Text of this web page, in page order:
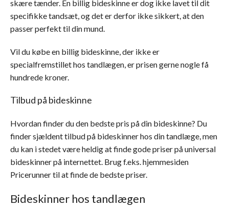
skære tænder. En billig bideskinne er dog ikke lavet til dit
specifikke tandsæt, og det er derfor ikke sikkert, at den
passer perfekt til din mund.
Vil du købe en billig bideskinne, der ikke er
specialfremstillet hos tandlægen, er prisen gerne nogle få
hundrede kroner.
Tilbud på bideskinne
Hvordan finder du den bedste pris på din bideskinne? Du
finder sjældent tilbud på bideskinner hos din tandlæge, men
du kan i stedet være heldig at finde gode priser på universal
bideskinner på internettet. Brug f.eks. hjemmesiden
Pricerunner til at finde de bedste priser.
Bideskinner hos tandlægen